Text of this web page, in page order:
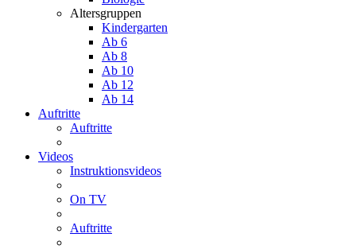
Altersgruppen
Kindergarten
Ab 6
Ab 8
Ab 10
Ab 12
Ab 14
Auftritte
Auftritte
Videos
Instruktionsvideos
On TV
Auftritte